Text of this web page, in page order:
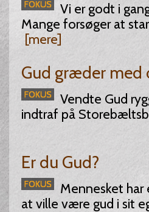
Vi er godt i
Mange forsøger at
[mere]
Gud græder med
Vendte Gud
indtraf på
Er du Gud?
Mennesket
at ville være gud i sit